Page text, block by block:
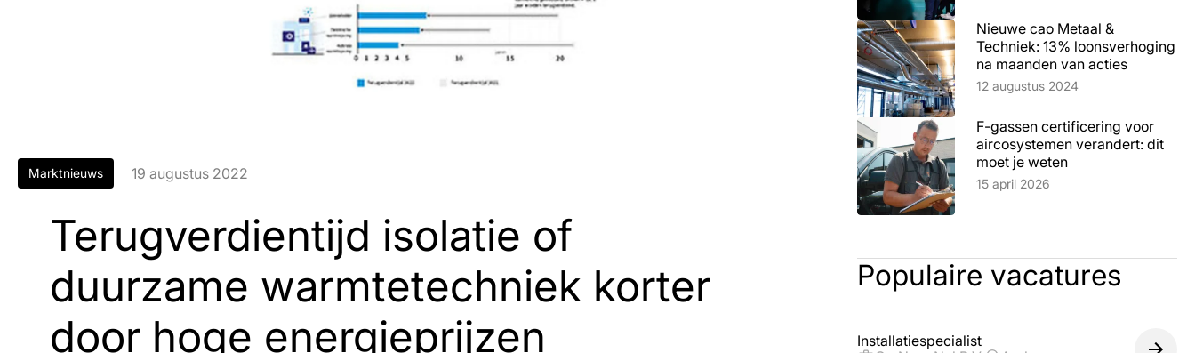
Marktnieuws 19 augustus 2022
Terugverdientijd isolatie of
duurzame warmtetechniek korter
door hoge energieprijzen
Nieuwe cao Metaal &
Techniek: 13% loonsverhoging
na maanden van acties
Lees artikel
12 augustus 2024
F-gassen certificering voor
aircosystemen verandert: dit
moet je weten
Lees artikel
15 april 2026
Populaire vacatures
Installatiespecialist